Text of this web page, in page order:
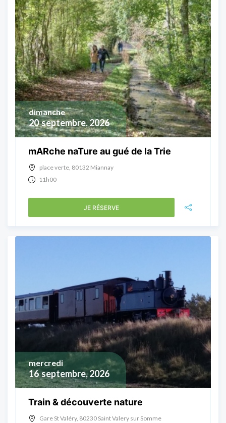
20 septembre, 2026
dimanche
mARche naTure au gué de la Trie
place verte, 80132 Miannay
11h00
JE RÉSERVE
16 septembre, 2026
mercredi
Train & découverte nature
Gare St Valéry, 80230 Saint Valery sur Somme